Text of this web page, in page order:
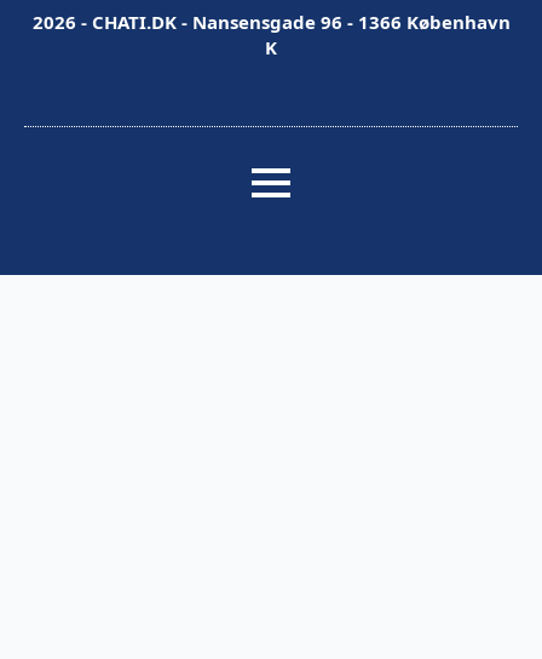
2026 - CHATI.DK - Nansensgade 96 - 1366 København
K